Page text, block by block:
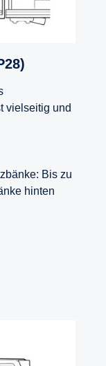
vielseitig und
Bis zu
hinten